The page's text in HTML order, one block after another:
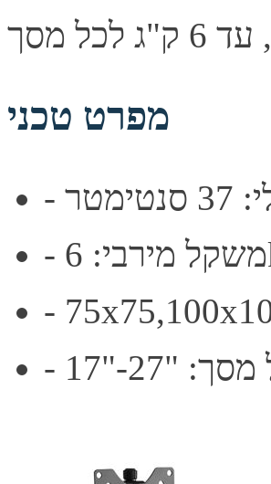
מפרט טכני
-
"27-"17